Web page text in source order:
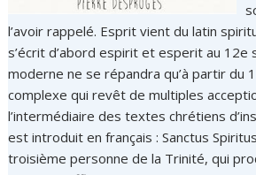
l’avoir rappelé. Esprit vient du latin
s’écrit d’abord espirit et esperit au 12e
moderne ne se répandra qu’à partir du
complexe qui revêt de multiples
l’intermédiaire des textes chrétiens
est introduit en français : Sanctus
troisième personne de la Trinité, qui